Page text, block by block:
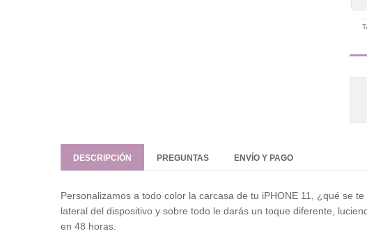
DESCRIPCIÓN PREGUNTAS ENVÍO Y PAGO
Personalizamos a todo color la carcasa de tu iPHONE 11, ¿qué se
lateral del dispositivo y sobre todo le darás un toque diferente,
en 48 horas.